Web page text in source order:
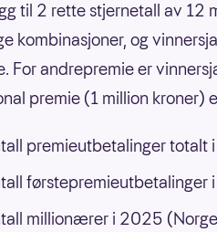
til 2 rette stjernetall av 12
kombinasjoner, og
For andrepremie er
premie (1 million kroner)
premieutbetalinger
førstepremieutbetalinger
millionærer i 2025